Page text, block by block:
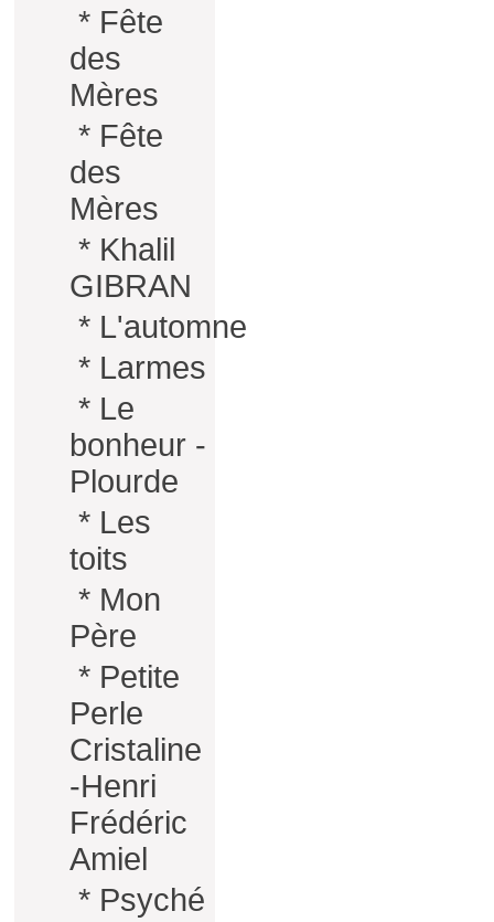
* Fête
des
Mères
* Fête
des
Mères
* Khalil
GIBRAN
* L'automne
* Larmes
* Le
bonheur -
Plourde
* Les
toits
* Mon
Père
* Petite
Perle
Cristaline
-Henri
Frédéric
Amiel
* Psyché